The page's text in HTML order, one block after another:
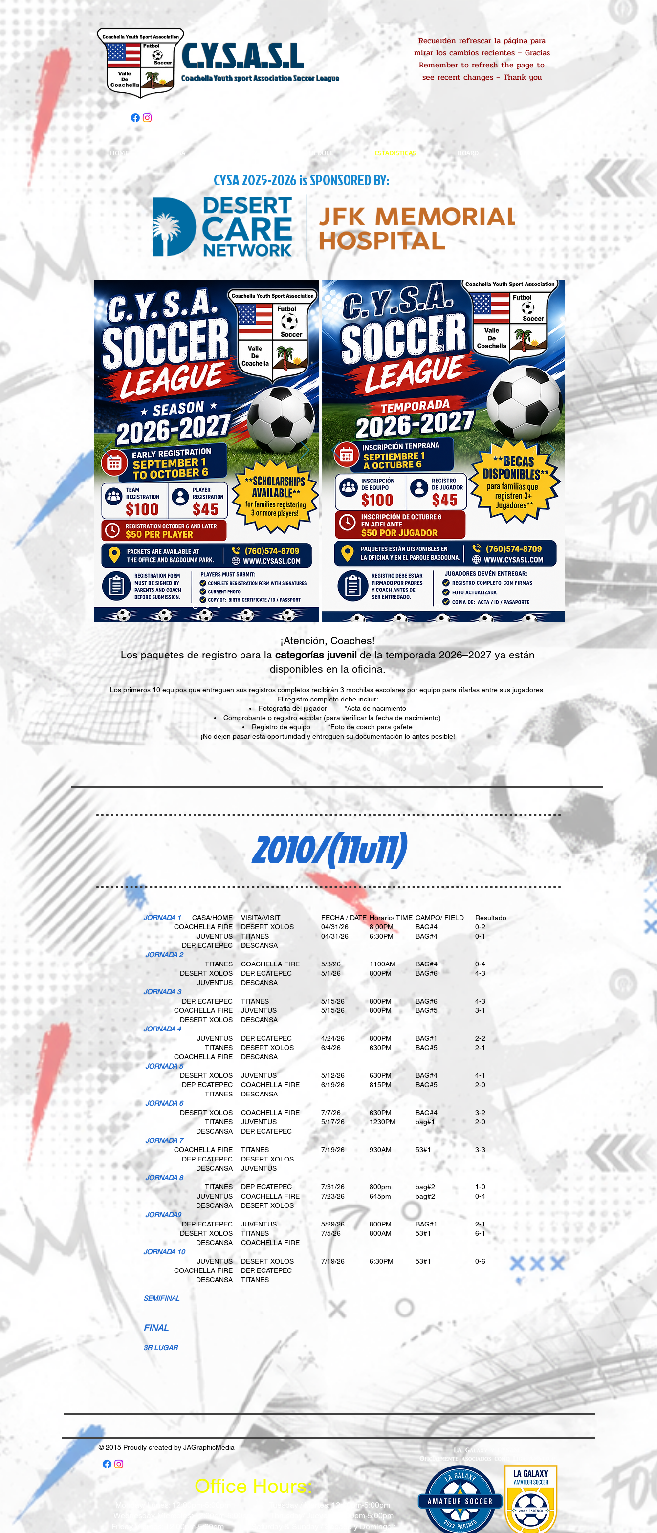
C.Y.S.A.S.L
Coachella Youth sport Association Soccer League
Recuerden refrescar la página para
mirar los cambios recientes – Gracias
Remember to refresh the page to
see recent changes – Thank you
HOME CYSA SCHEDULE ESTADISTICAS BOARD
CYSA 2025-2026 is SPONSORED BY:
¡Atención, Coaches!
Los paquetes de registro para la categorías juvenilde la temporada 2026–2027 ya están
disponibles en la oficina.
Los primeros 10 equipos que entreguen sus registros completos recibirán 3 mochilas escolares por equipo para rifarlas entre sus jugadores.
El registro completo debe incluir:
Fotografía del jugador *Acta de nacimiento
Comprobante o registro escolar (para verificar la fecha de nacimiento)
Registro de equipo *Foto de coach para gafete
¡No dejen pasar esta oportunidad y entreguen su documentación lo antes posible!
2010/(11v11)
JORNADA 1
​ JORNADA 2
JORNADA 3
JORNADA 4
​ JORNADA 5
​ JORNADA 6​
​ JORNADA 7
​ JORNADA 8
​ JORNADA9
JORNADA 10
SEMIFINAL
FINAL
3R LUGAR
CASA/HOME
COACHELLA FIRE
JUVENTUS
DEP. ECATEPEC
TITANES
DESERT XOLOS
JUVENTUS
DEP. ECATEPEC
COACHELLA FIRE
DESERT XOLOS
JUVENTUS
TITANES
COACHELLA FIRE
DESERT XOLOS
DEP. ECATEPEC
TITANES
DESERT XOLOS
TITANES
DESCANSA
COACHELLA FIRE
DEP. ECATEPEC
DESCANSA
TITANES
JUVENTUS
DESCANSA
DEP. ECATEPEC
DESERT XOLOS
DESCANSA
JUVENTUS
COACHELLA FIRE
DESCANSA
VISITA/VISIT
DESERT XOLOS
TITANES
DESCANSA
COACHELLA FIRE
DEP. ECATEPEC
DESCANSA
TITANES
JUVENTUS
DESCANSA
DEP. ECATEPEC
DESERT XOLOS
DESCANSA
JUVENTUS
COACHELLA FIRE
DESCANSA
COACHELLA FIRE
JUVENTUS
DEP. ECATEPEC
TITANES
DESERT XOLOS
JUVENTUS
DEP. ECATEPEC
COACHELLA FIRE
DESERT XOLOS
JUVENTUS
TITANES
COACHELLA FIRE
DESERT XOLOS
DEP. ECATEPEC
TITANES
FECHA / DATE
04/31/26
04/31/26
5/3/26
5/1/26
​5/15/26
5/15/26
4/24/26
6/4/26
5/12/26
​6/19/26
​7/7/26
5/17/26
7/19/26
​7/31/26
​7/23/26
​5/29/26
​7/5/26
7/19/26
Horario/ TIME
8:00PM
6:30PM
1100AM
800PM
​800PM
800PM
800PM
630PM
630PM
815PM
​630PM
1230PM
930AM
​800pm
​645pm
​800PM
​800AM
6:30PM
CAMPO/ FIELD
BAG#4
BAG#4
BAG#4
BAG#6
BAG#6
BAG#5
BAG#1
BAG#5
BAG#4
BAG#5
​BAG#4
bag#1
53#1
​bag#2
​bag#2
​BAG#1
53#1
53#1
Resultado
0-2
0-1
0-4
4-3
​4-3
3-1
2-2
​2-1
4-1
2-0
​3-2
2-0
3-3
1-0
0-4
2-1
6-1
0-6
© 2015 Proudly created by JAGraphicMedia
Office Hours:
Tuesday / Martes: 12:00pm-5:00pm
Wednesday. Miercoles: 12:00pm-5:00pm
Thrusday/ Jueves: 12:00pm-5:00pm
Friday. Viernes: 12:00pm-5:00pm
Saturday & Sunday / Sabado y Domingo :